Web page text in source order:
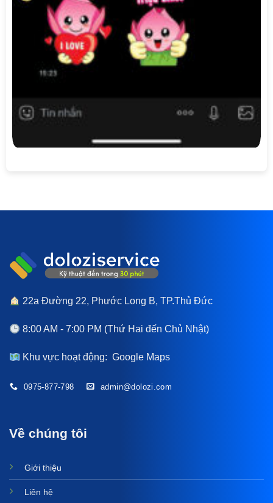
22a Đường 22, Phước Long B, TP.Thủ Đức
8:00 AM - 7:00 PM (Thứ Hai đến Chủ Nhật)
Khu vực hoạt động:Google Maps
0975-877-798 admin@dolozi.com
Về chúng tôi
Giới thiệu
Liên hệ